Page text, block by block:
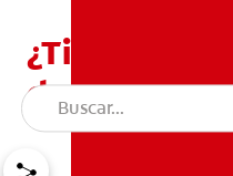
¿Tiene
de Carabelli?